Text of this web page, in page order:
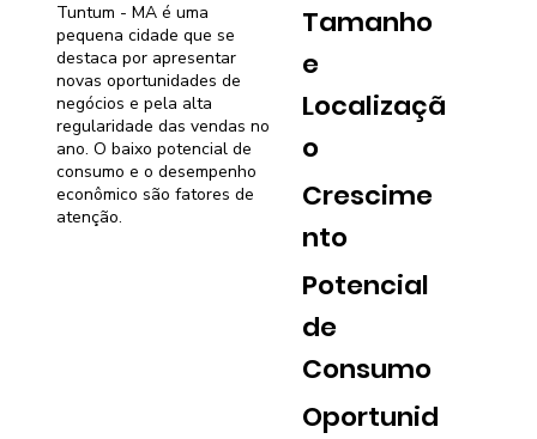
Tuntum - MA é uma
pequena cidade que se
destaca por apresentar
novas oportunidades de
negócios e pela alta
regularidade das vendas no
ano. O baixo potencial de
consumo e o desempenho
econômico são fatores de
atenção.
Tamanho
e
Localizaçã
o
Crescime
nto
Potencial
de
Consumo
Oportunid